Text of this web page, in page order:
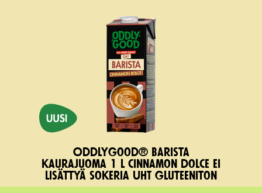
Oddlygood® Barista
kaurajuoma 1 l cinnamon dolce ei
lisättyä sokeria UHT gluteeniton